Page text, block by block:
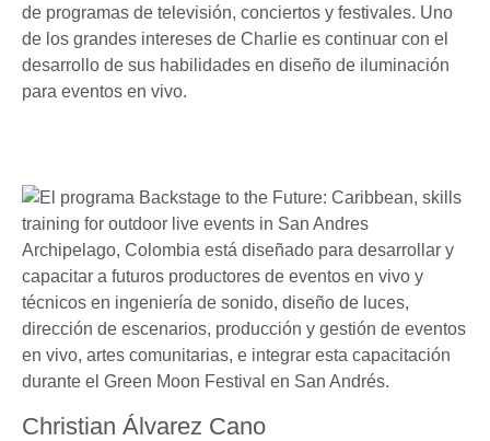
de programas de televisión, conciertos y festivales. Uno
de los grandes intereses de Charlie es continuar con el
desarrollo de sus habilidades en diseño de iluminación
para eventos en vivo.
Christian Álvarez Cano